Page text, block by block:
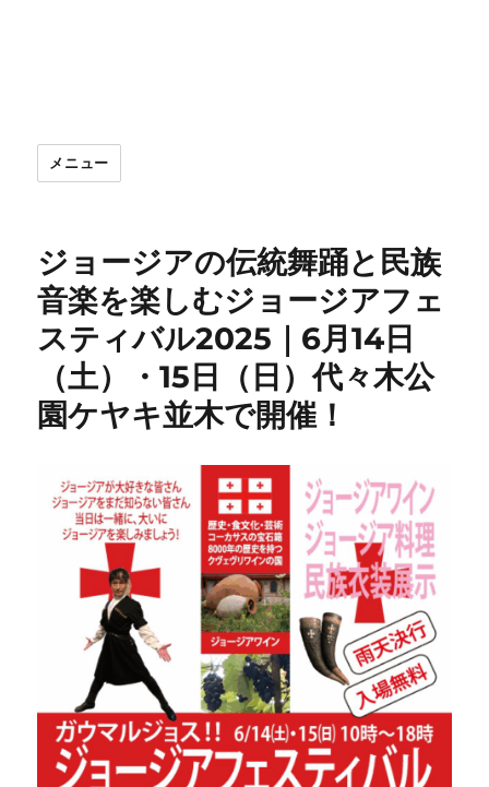
メニュー
ジョージアの伝統舞踊と民族
音楽を楽しむジョージアフェ
スティバル2025｜6月14日
（土）・15日（日）代々木公
園ケヤキ並木で開催！